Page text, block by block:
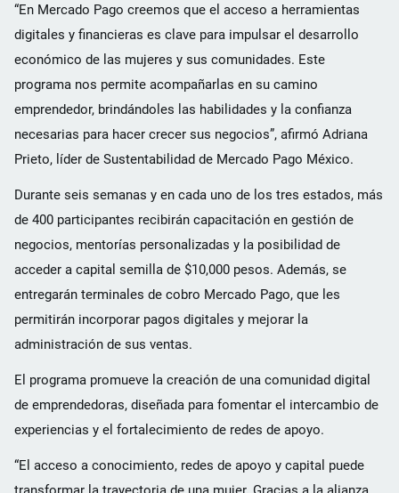
“En Mercado Pago creemos que el acceso a herramientas
digitales y financieras es clave para impulsar el desarrollo
económico de las mujeres y sus comunidades. Este
programa nos permite acompañarlas en su camino
emprendedor, brindándoles las habilidades y la confianza
necesarias para hacer crecer sus negocios”, afirmó Adriana
Prieto, líder de Sustentabilidad de Mercado Pago México.
Durante seis semanas y en cada uno de los tres estados, más
de 400 participantes recibirán capacitación en gestión de
negocios, mentorías personalizadas y la posibilidad de
acceder a capital semilla de $10,000 pesos. Además, se
entregarán terminales de cobro Mercado Pago, que les
permitirán incorporar pagos digitales y mejorar la
administración de sus ventas.
El programa promueve la creación de una comunidad digital
de emprendedoras, diseñada para fomentar el intercambio de
experiencias y el fortalecimiento de redes de apoyo.
“El acceso a conocimiento, redes de apoyo y capital puede